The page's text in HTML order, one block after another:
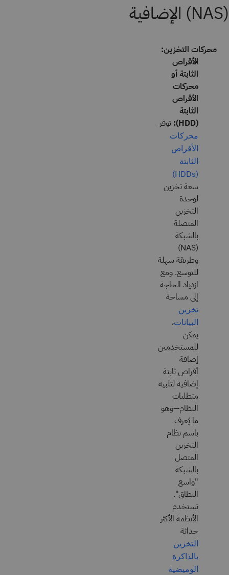
(NAS) الإضافية
محركات التخزين:
الأقراص
الثابتة أو
محركات
الأقراص
الثابتة
(HDD):
توفر
محركات
الأقراص
الثابتة
(HDDs)
سعة تخزين
لوحدة
التخزين
المتصلة
بالشبكة
(NAS)
وطريقة سهلة
للتوسع. ومع
ازدياد الحاجة
إلى مساحة
تخزين
البيانات،
يمكن
للمستخدمين
إضافة
أقراص ثابتة
إضافية لتلبية
متطلبات
النظام—وهو
ما يُعرف
باسم نظام
التخزين
المتصل
بالشبكة
"واسع
النطاق".
تستخدم
الأنظمة الأكثر
حداثة
التخزين
بالذاكرة
الوميضية